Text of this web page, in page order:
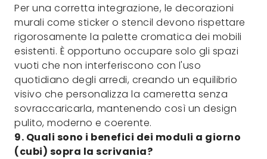
Per una corretta integrazione, le decorazioni
murali come sticker o stencil devono rispettare
rigorosamente la palette cromatica dei mobili
esistenti. È opportuno occupare solo gli spazi
vuoti che non interferiscono con l'uso
quotidiano degli arredi, creando un equilibrio
visivo che personalizza la cameretta senza
sovraccaricarla, mantenendo così un design
pulito, moderno e coerente.
9. Quali sono i benefici dei moduli a giorno
(cubi) sopra la scrivania?